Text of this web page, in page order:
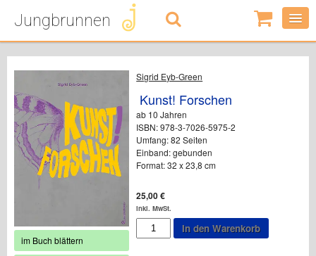
Jungbrunnen
0
Artikel
-
im Buch blättern
Sigrid Eyb-Green
Kunst! Forschen
ab 10 Jahren
ISBN: 978-3-7026-5975-2
Umfang: 82 Seiten
Einband: gebunden
Format: 32 x 23,8 cm
25,00€
inkl. MwSt.
Kunst!
Forschen
In den Warenkorb